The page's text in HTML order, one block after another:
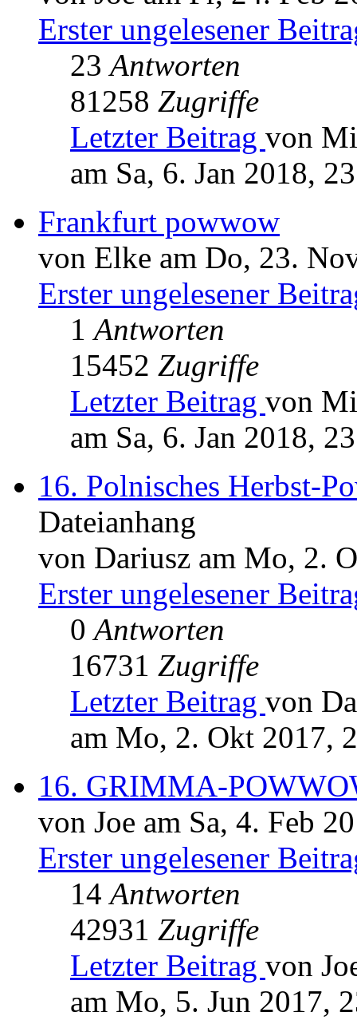
Erster ungelesener
23Antworten
81258 Zugriffe
Letzter Beitrag von
am Sa, 6. Jan 2018,
Frankfurt powwow
von Elke am Do, 23.
Erster ungelesener
1Antworten
15452 Zugriffe
Letzter Beitrag von
am Sa, 6. Jan 2018,
16. Polnisches Herbst-
Dateianhang
von Dariusz am Mo, 2.
Erster ungelesener
0Antworten
16731 Zugriffe
Letzter Beitrag von
am Mo, 2. Okt 2017,
16. GRIMMA-
von Joe am Sa, 4. Feb
Erster ungelesener
14Antworten
42931 Zugriffe
Letzter Beitrag von
am Mo, 5. Jun 2017,